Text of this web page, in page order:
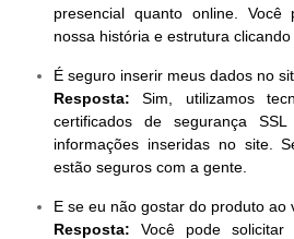
presencial quanto online.
nossa história e estrutura clicando
É seguro inserir meus dados no
Resposta: Sim, utilizamos
certificados de segurança
informações inseridas no site.
estão seguros com a gente.
E se eu não gostar do produto ao
Resposta: Você pode